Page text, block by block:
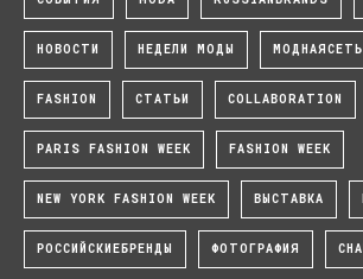
НОВОСТИ НЕДЕЛИ МОДЫ МОДНАЯСЕТЬ
FASHION СТАТЬИ COLLABORATION
PARIS FASHION WEEK FASHION WEEK
NEW YORK FASHION WEEK ВЫСТАВКА
РОССИЙСКИЕБРЕНДЫ ФОТОГРАФИЯ